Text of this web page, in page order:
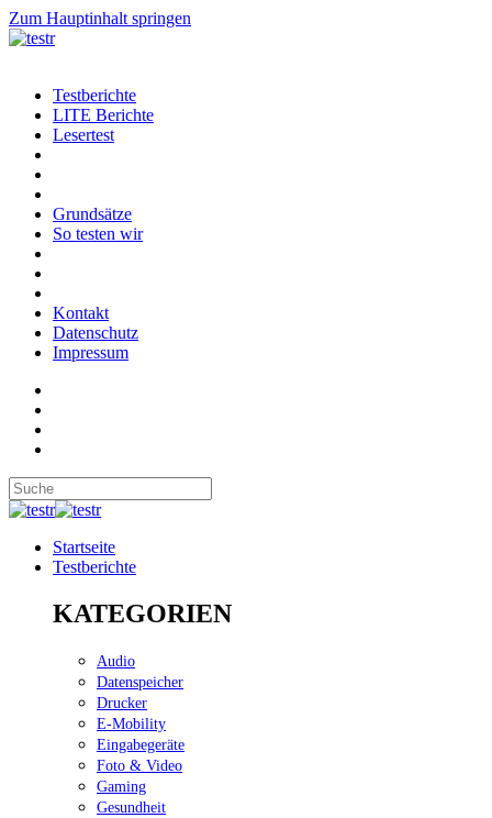
Zum Hauptinhalt springen
Testberichte
LITE Berichte
Lesertest
Grundsätze
So testen wir
Kontakt
Datenschutz
Impressum
Startseite
Testberichte
KATEGORIEN
Audio
Datenspeicher
Drucker
E-Mobility
Eingabegeräte
Foto & Video
Gaming
Gesundheit